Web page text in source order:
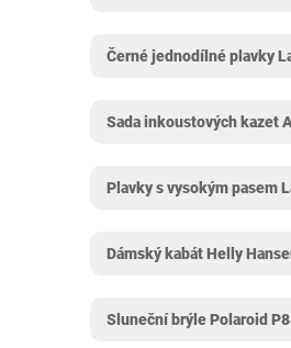
Černé jednodílné plavky
Sada inkoustových kazet
Plavky s vysokým pasem
Dámský kabát Helly
Sluneční brýle Polaroid